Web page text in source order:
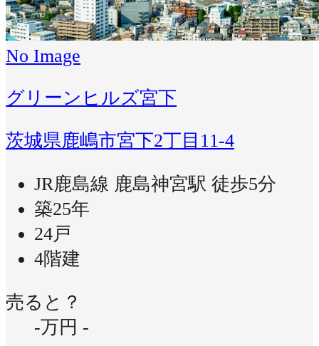
No Image
グリーンヒルズ宮下
茨城県鹿嶋市宮下2丁目11-4
JR鹿島線 鹿島神宮駅 徒歩5分
築25年
24戸
4階建
売ると？
-万円 -